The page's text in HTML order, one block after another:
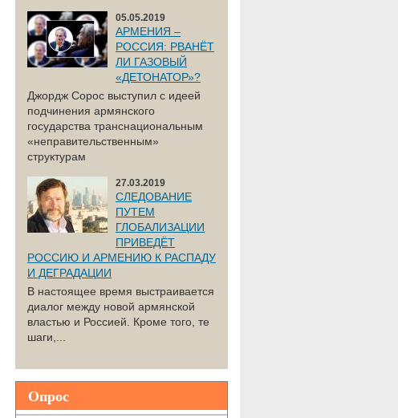
05.05.2019
АРМЕНИЯ –
РОССИЯ: РВАНЁТ
ЛИ ГАЗОВЫЙ
«ДЕТОНАТОР»?
Джордж Сорос выступил с идеей
подчинения армянского
государства транснациональным
«неправительственным»
структурам
27.03.2019
СЛЕДОВАНИЕ
ПУТЕМ
ГЛОБАЛИЗАЦИИ
ПРИВЕДЁТ
РОССИЮ И АРМЕНИЮ К РАСПАДУ
И ДЕГРАДАЦИИ
В настоящее время выстраивается
диалог между новой армянской
властью и Россией. Кроме того, те
шаги,...
Опрос